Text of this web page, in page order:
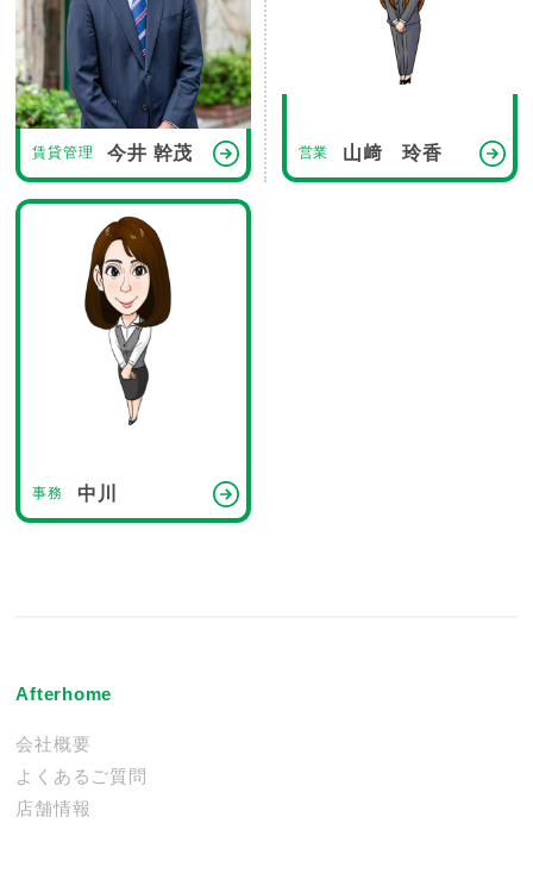
賃貸管理 今井 幹茂 営業 山﨑 玲香
事務 中川
Afterhome
会社概要
よくあるご質問
店舗情報